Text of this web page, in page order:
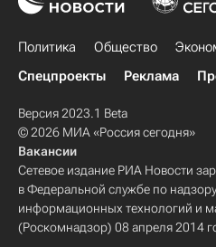
Политика Общество
Спецпроекты
Реклама
Версия 2023.1 Beta
© 2026 МИА «Россия сегодня»
Вакансии
Сетевое издание РИА Новости
в Федеральной службе по
информационных технологий и
(Роскомнадзор) 08 апреля 2014